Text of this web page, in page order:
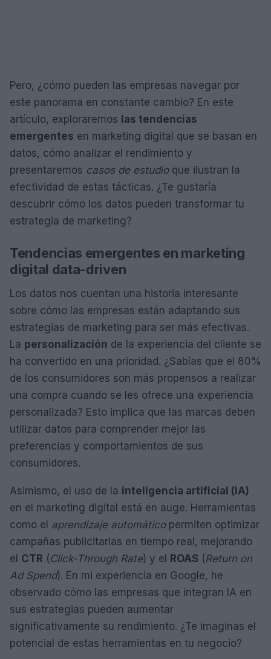
Pero, ¿cómo pueden las empresas navegar por
este panorama en constante cambio? En este
artículo, exploraremos las tendencias
emergentes en marketing digital que se basan en
datos, cómo analizar el rendimiento y
presentaremos casos de estudioque ilustran la
efectividad de estas tácticas. ¿Te gustaría
descubrir cómo los datos pueden transformar tu
estrategia de marketing?
Tendencias emergentes en marketing
digital data-driven
Los datos nos cuentan una historia interesante
sobre cómo las empresas están adaptando sus
estrategias de marketing para ser más efectivas.
La personalización de la experiencia del cliente se
ha convertido en una prioridad. ¿Sabías que el 80%
de los consumidores son más propensos a realizar
una compra cuando se les ofrece una experiencia
personalizada? Esto implica que las marcas deben
utilizar datos para comprender mejor las
preferencias y comportamientos de sus
consumidores.
Asimismo, el uso de la inteligencia artificial (IA)
en el marketing digital está en auge. Herramientas
como el aprendizaje automáticopermiten optimizar
campañas publicitarias en tiempo real, mejorando
el CTR (Click-Through Rate) y el ROAS (Return on
Ad Spend). En mi experiencia en Google, he
observado cómo las empresas que integran IA en
sus estrategias pueden aumentar
significativamente su rendimiento. ¿Te imaginas el
potencial de estas herramientas en tu negocio?